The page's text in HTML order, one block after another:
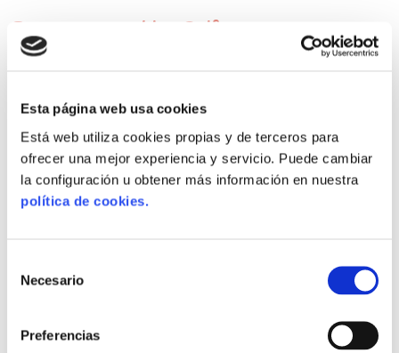
Esta página web usa cookies
Está web utiliza cookies propias y de terceros para
ofrecer una mejor experiencia y servicio. Puede cambiar
la configuración u obtener más información en nuestra
política de cookies.
Necesario
Preferencias
Reparar o cambiar Grifos
Puede ser que solo se trate de reparar un grifo existente,
Don Aviso, cubre tanto reparaciones NO URGENTES
como URGENTES, siendo estas últimas atendidas, en
menos de una hora.
Don Aviso no solo cuenta con Fontaneros Competentes
sino que además sus precios se pueden ajustar al máximo